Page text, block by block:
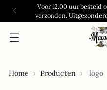
Voor 12.00 uur besteld
verzonden.
Home Producten logo